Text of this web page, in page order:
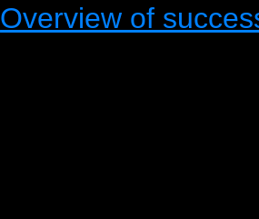
Overview of